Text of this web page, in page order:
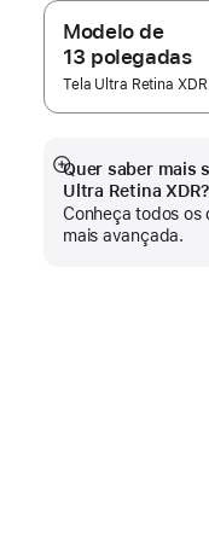
Modelo de
13 polegadas
Tela Ultra Retina XDR
Quer saber mais
Ultra Retina XDR?
Conheça todos os
mais avançada.
Mostrar
mais